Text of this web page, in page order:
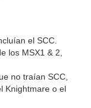
el SCC.
los MSX1 & 2,
no traían SCC,
Knightmare o el